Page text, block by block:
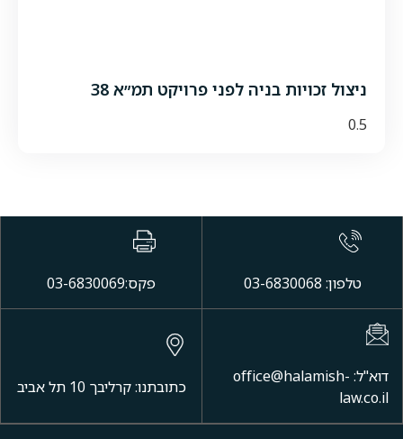
ניצול זכויות בניה לפני פרויקט תמ״א 38
טלפון: 03-6830068 פקס:03-6830069
דוא"ל: office@halamish-
law.co.il
כתובתנו: קרליבך 10 תל אביב